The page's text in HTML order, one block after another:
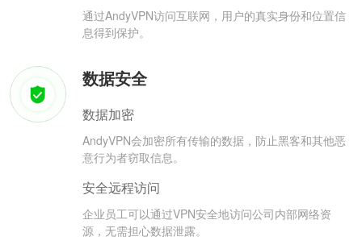
通过AndyVPN访问互联网，用户的真实身份和位置信
息得到保护。
数据安全
数据加密
AndyVPN会加密所有传输的数据，防止黑客和其他恶
意行为者窃取信息。
安全远程访问
企业员工可以通过VPN安全地访问公司内部网络资
源，无需担心数据泄露。